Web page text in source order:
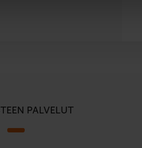
PALVELUT